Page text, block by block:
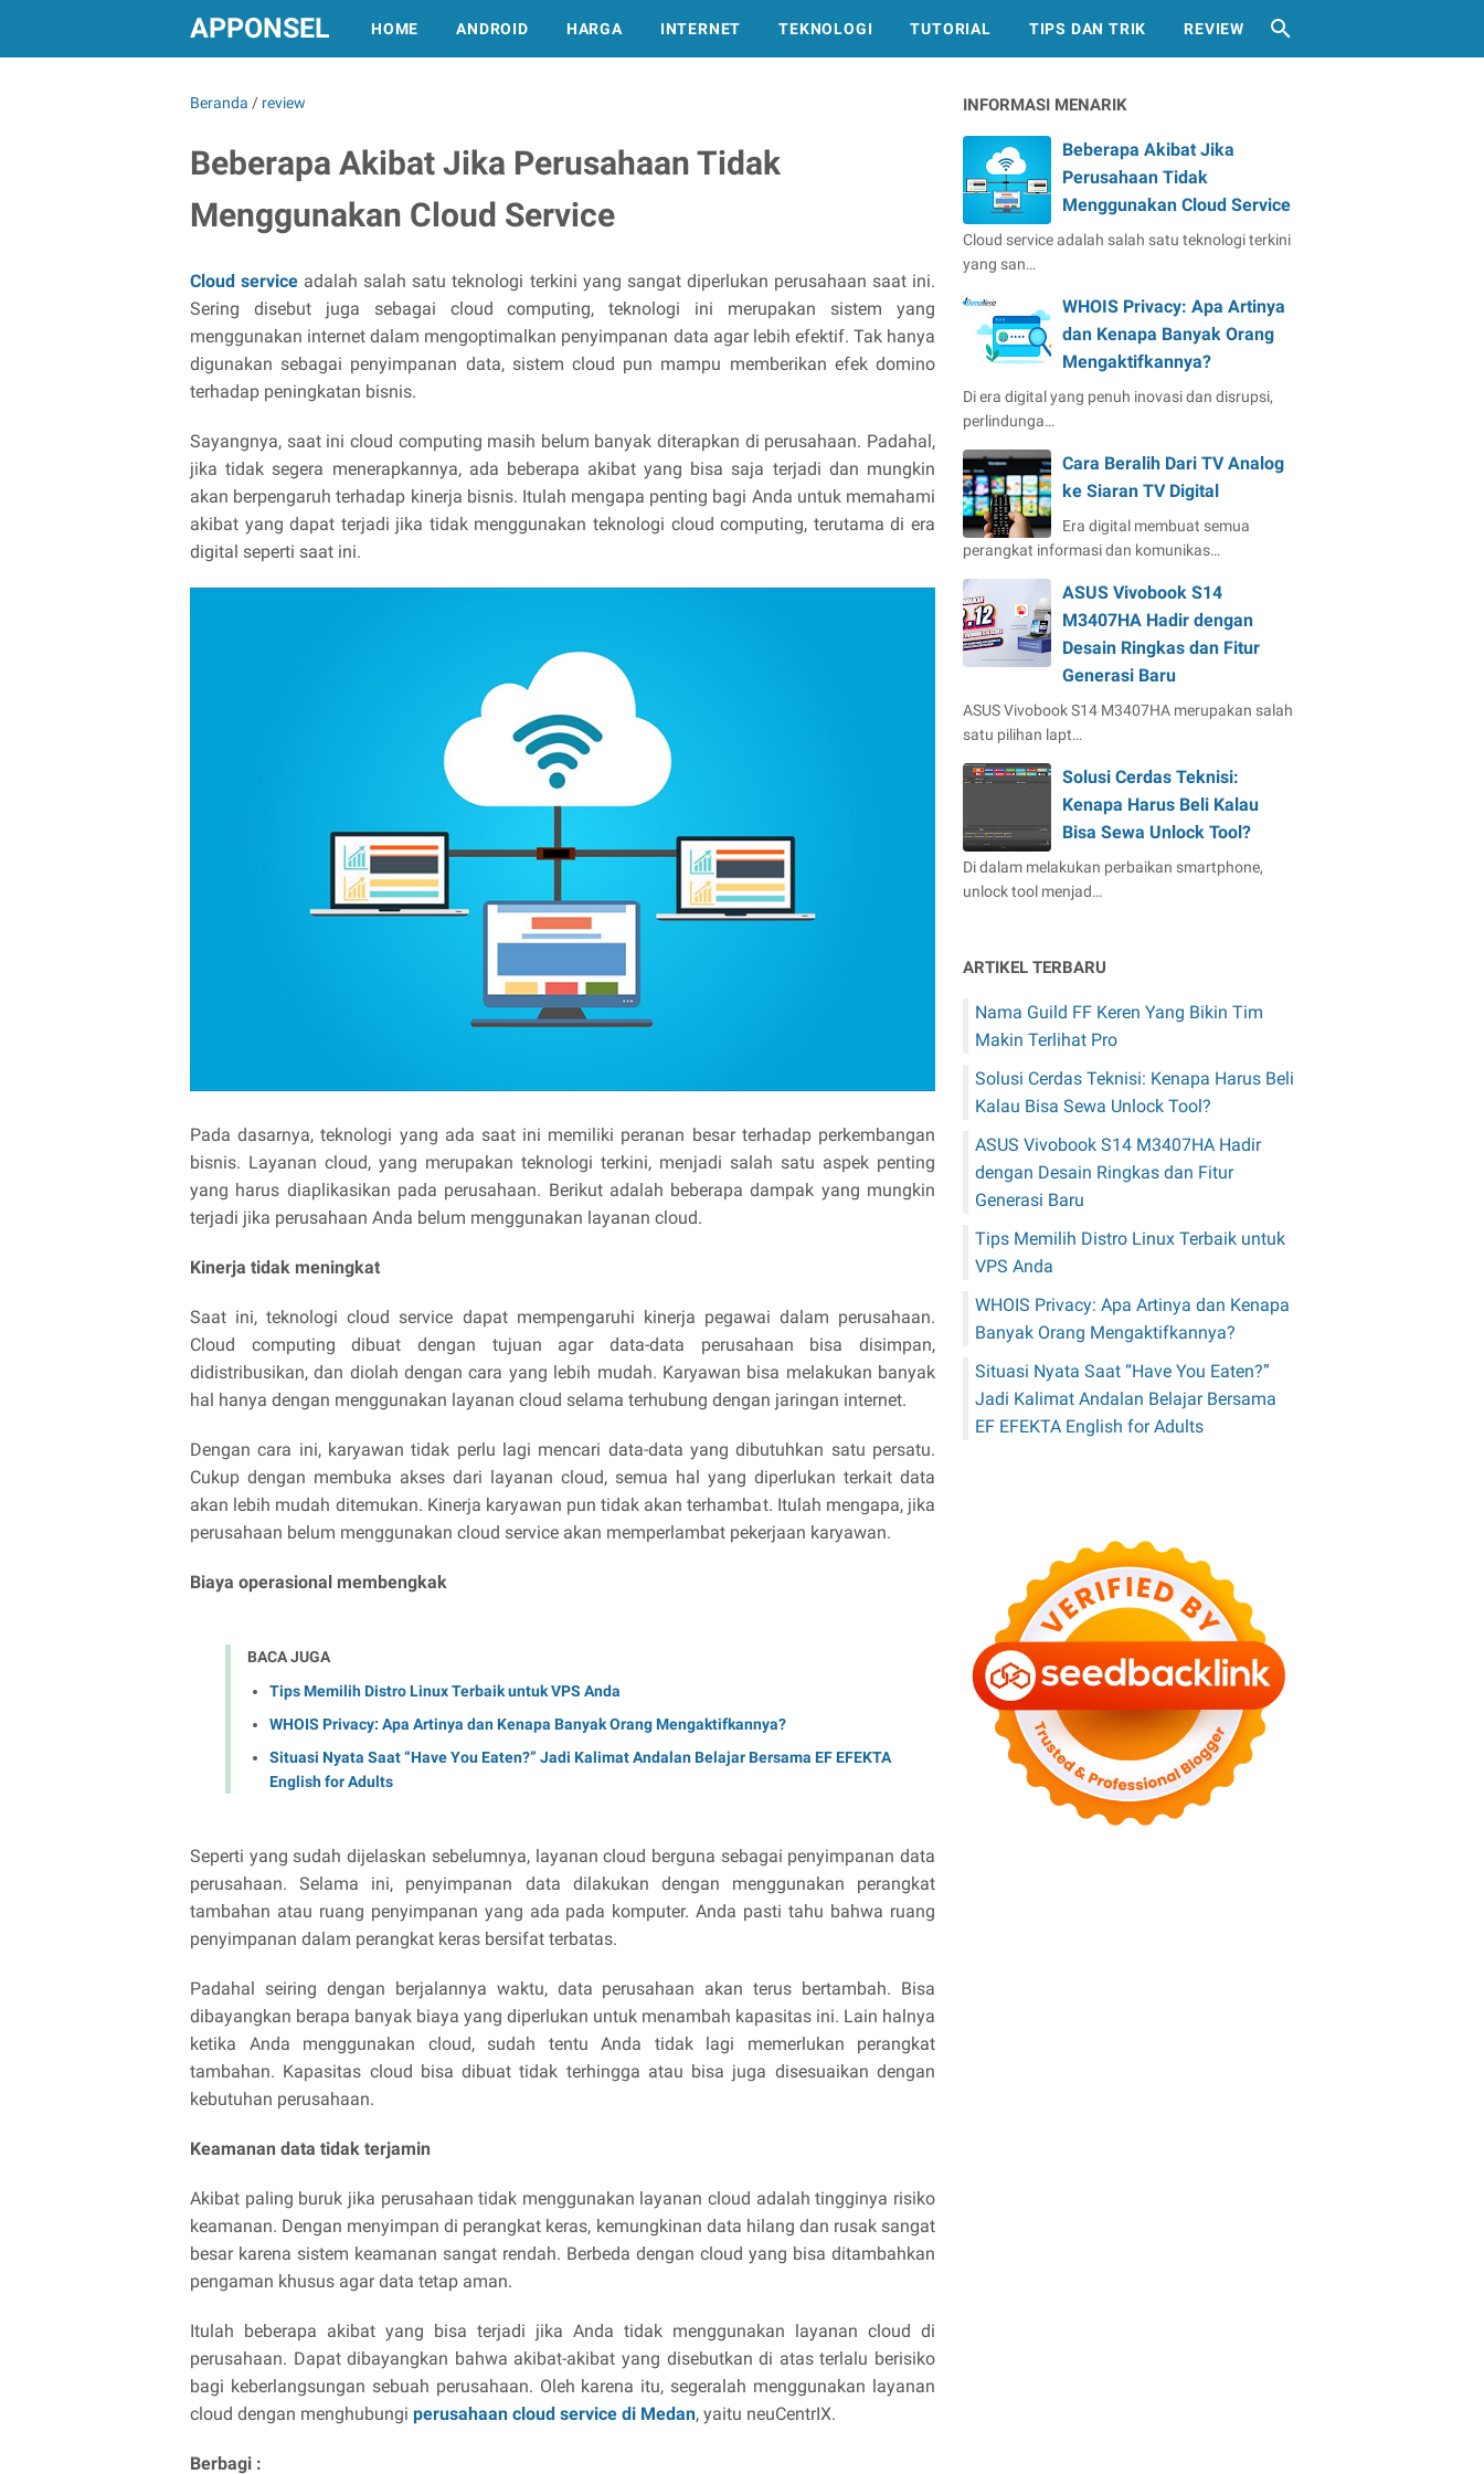
APPONSEL HOME ANDROID HARGA INTERNET TEKNOLOGI TUTORIAL TIPS DAN TRIK REVIEW
Beranda / review
Beberapa Akibat Jika Perusahaan Tidak
Menggunakan Cloud Service
Cloud service adalah salah satu teknologi terkini yang sangat diperlukan perusahaan saat ini.
Sering disebut juga sebagai cloud computing, teknologi ini merupakan sistem yang
menggunakan internet dalam mengoptimalkan penyimpanan data agar lebih efektif. Tak hanya
digunakan sebagai penyimpanan data, sistem cloud pun mampu memberikan efek domino
terhadap peningkatan bisnis.
Sayangnya, saat ini cloud computing masih belum banyak diterapkan di perusahaan. Padahal,
jika tidak segera menerapkannya, ada beberapa akibat yang bisa saja terjadi dan mungkin
akan berpengaruh terhadap kinerja bisnis. Itulah mengapa penting bagi Anda untuk memahami
akibat yang dapat terjadi jika tidak menggunakan teknologi cloud computing, terutama di era
digital seperti saat ini.
Pada dasarnya, teknologi yang ada saat ini memiliki peranan besar terhadap perkembangan
bisnis. Layanan cloud, yang merupakan teknologi terkini, menjadi salah satu aspek penting
yang harus diaplikasikan pada perusahaan. Berikut adalah beberapa dampak yang mungkin
terjadi jika perusahaan Anda belum menggunakan layanan cloud.
Kinerja tidak meningkat
Saat ini, teknologi cloud service dapat mempengaruhi kinerja pegawai dalam perusahaan.
Cloud computing dibuat dengan tujuan agar data-data perusahaan bisa disimpan,
didistribusikan, dan diolah dengan cara yang lebih mudah. Karyawan bisa melakukan banyak
hal hanya dengan menggunakan layanan cloud selama terhubung dengan jaringan internet.
Dengan cara ini, karyawan tidak perlu lagi mencari data-data yang dibutuhkan satu persatu.
Cukup dengan membuka akses dari layanan cloud, semua hal yang diperlukan terkait data
akan lebih mudah ditemukan. Kinerja karyawan pun tidak akan terhambat. Itulah mengapa, jika
perusahaan belum menggunakan cloud service akan memperlambat pekerjaan karyawan.
Biaya operasional membengkak
BACA JUGA
Tips Memilih Distro Linux Terbaik untuk VPS Anda
WHOIS Privacy: Apa Artinya dan Kenapa Banyak Orang Mengaktifkannya?
Situasi Nyata Saat “Have You Eaten?” Jadi Kalimat Andalan Belajar Bersama EF EFEKTA
English for Adults
Seperti yang sudah dijelaskan sebelumnya, layanan cloud berguna sebagai penyimpanan data
perusahaan. Selama ini, penyimpanan data dilakukan dengan menggunakan perangkat
tambahan atau ruang penyimpanan yang ada pada komputer. Anda pasti tahu bahwa ruang
penyimpanan dalam perangkat keras bersifat terbatas.
Padahal seiring dengan berjalannya waktu, data perusahaan akan terus bertambah. Bisa
dibayangkan berapa banyak biaya yang diperlukan untuk menambah kapasitas ini. Lain halnya
ketika Anda menggunakan cloud, sudah tentu Anda tidak lagi memerlukan perangkat
tambahan. Kapasitas cloud bisa dibuat tidak terhingga atau bisa juga disesuaikan dengan
kebutuhan perusahaan.
Keamanan data tidak terjamin
Akibat paling buruk jika perusahaan tidak menggunakan layanan cloud adalah tingginya risiko
keamanan. Dengan menyimpan di perangkat keras, kemungkinan data hilang dan rusak sangat
besar karena sistem keamanan sangat rendah. Berbeda dengan cloud yang bisa ditambahkan
pengaman khusus agar data tetap aman.
Itulah beberapa akibat yang bisa terjadi jika Anda tidak menggunakan layanan cloud di
perusahaan. Dapat dibayangkan bahwa akibat-akibat yang disebutkan di atas terlalu berisiko
bagi keberlangsungan sebuah perusahaan. Oleh karena itu, segeralah menggunakan layanan
cloud dengan menghubungi perusahaan cloud service di Medan, yaitu neuCentrIX.
Berbagi :
INFORMASI MENARIK
Beberapa Akibat Jika
Perusahaan Tidak
Menggunakan Cloud Service
Cloud service adalah salah satu teknologi terkini
yang san…
WHOIS Privacy: Apa Artinya
dan Kenapa Banyak Orang
Mengaktifkannya?
Di era digital yang penuh inovasi dan disrupsi,
perlindunga…
Cara Beralih Dari TV Analog
ke Siaran TV Digital
Era digital membuat semua
perangkat informasi dan komunikas…
ASUS Vivobook S14
M3407HA Hadir dengan
Desain Ringkas dan Fitur
Generasi Baru
ASUS Vivobook S14 M3407HA merupakan salah
satu pilihan lapt…
Solusi Cerdas Teknisi:
Kenapa Harus Beli Kalau
Bisa Sewa Unlock Tool?
Di dalam melakukan perbaikan smartphone,
unlock tool menjad…
ARTIKEL TERBARU
Nama Guild FF Keren Yang Bikin Tim
Makin Terlihat Pro
Solusi Cerdas Teknisi: Kenapa Harus Beli
Kalau Bisa Sewa Unlock Tool?
ASUS Vivobook S14 M3407HA Hadir
dengan Desain Ringkas dan Fitur
Generasi Baru
Tips Memilih Distro Linux Terbaik untuk
VPS Anda
WHOIS Privacy: Apa Artinya dan Kenapa
Banyak Orang Mengaktifkannya?
Situasi Nyata Saat “Have You Eaten?”
Jadi Kalimat Andalan Belajar Bersama
EF EFEKTA English for Adults